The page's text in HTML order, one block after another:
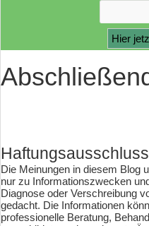
Haftungsausschluss
Die Meinungen in diesem Blog
nur zu Informationszwecken
Diagnose oder Verschreibung
gedacht. Die Informationen
professionelle Beratung,